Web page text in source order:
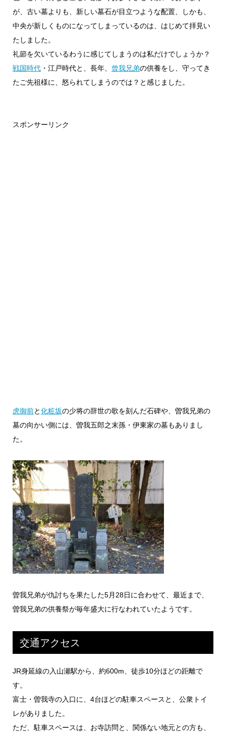
が、古い墓よりも、新しい墓石が目立つような配置、しかも、
中央が新しくものになってしまっているのは、はじめて拝見い
たしました。
礼節を欠いているわうに感じてしまうのは私だけでしょうか？
戦国時代・江戸時代と、長年、 曾我兄弟の供養をし、守ってき
たご先祖様に、怒られてしまうのでは？と感じました。
スポンサーリンク
虎御前と化粧坂の少将の辞世の歌を刻んだ石碑や、曽我兄弟の
墓の向かい側には、曽我五郎之末孫・伊東家の墓もありまし
た。
曽我兄弟が仇討ちを果たした5月28日に合わせて、最近まで、
曽我兄弟の供養祭が毎年盛大に行なわれていたようです。
交通アクセス
JR身延線の入山瀬駅から、約600m、徒歩10分ほどの距離で
す。
富士・曽我寺の入口に、4台ほどの駐車スペースと、公衆トイ
レがありました。
ただ、駐車スペースは、お寺訪問と、関係ない地元との方も、